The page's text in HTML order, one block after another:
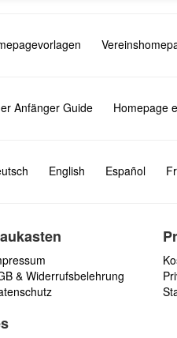
Anfänger Guide Homepage
English Español
& Widerrufsbelehrung